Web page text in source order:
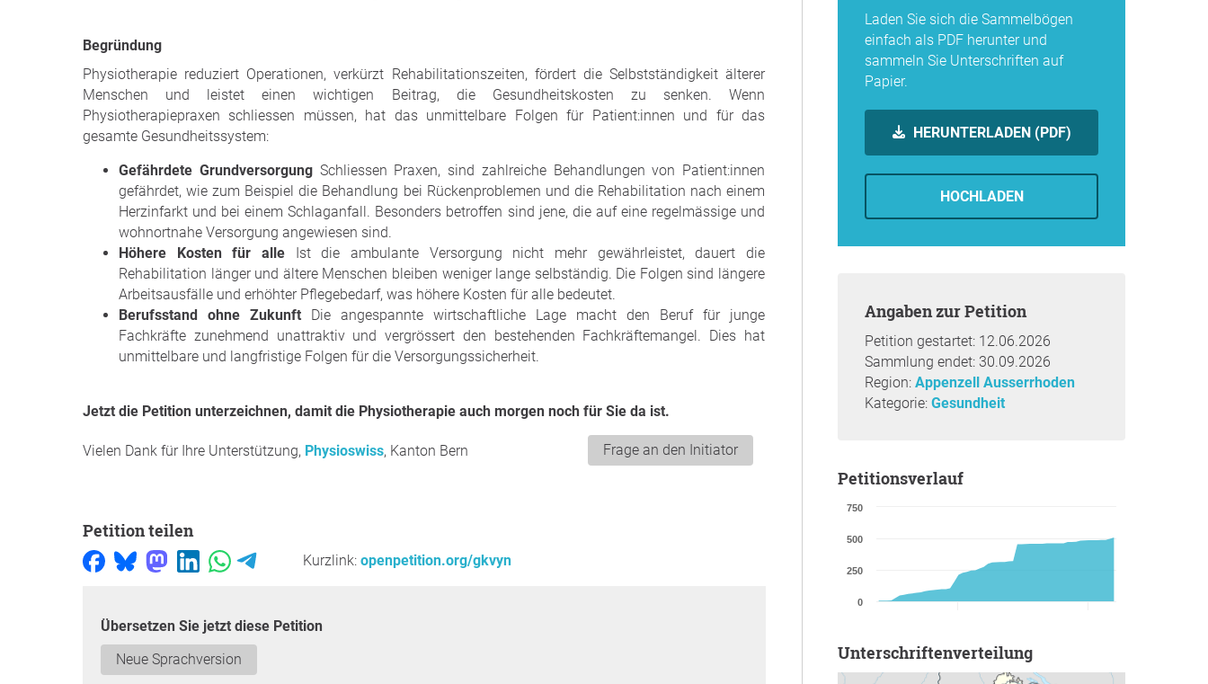
Begründung
Physiotherapie reduziert Operationen, verkürzt Rehabilitationszeiten, fördert die Selbstständigkeit älterer
Menschen und leistet einen wichtigen Beitrag, die Gesundheitskosten zu senken. Wenn
Physiotherapiepraxen schliessen müssen, hat das unmittelbare Folgen für Patient:innen und für das
gesamte Gesundheitssystem:
Gefährdete GrundversorgungSchliessen Praxen, sind zahlreiche Behandlungen von Patient:innen
gefährdet, wie zum Beispiel die Behandlung bei Rückenproblemen und die Rehabilitation nach einem
Herzinfarkt und bei einem Schlaganfall. Besonders betroffen sind jene, die auf eine regelmässige und
wohnortnahe Versorgung angewiesen sind.
Höhere Kosten für alle Ist die ambulante Versorgung nicht mehr gewährleistet, dauert die
Rehabilitation länger und ältere Menschen bleiben weniger lange selbständig. Die Folgen sind längere
Arbeitsausfälle und erhöhter Pflegebedarf, was höhere Kosten für alle bedeutet.
Berufsstand ohne Zukunft Die angespannte wirtschaftliche Lage macht den Beruf für junge
Fachkräfte zunehmend unattraktiv und vergrössert den bestehenden Fachkräftemangel. Dies hat
unmittelbare und langfristige Folgen für die Versorgungssicherheit.
Jetzt die Petition unterzeichnen, damit die Physiotherapie auch morgen noch für Sie da ist.
Vielen Dank für Ihre Unterstützung, Physioswiss, Kanton Bern Frage an den Initiator
Petition teilen
Kurzlink: openpetition.org/gkvyn
Übersetzen Sie jetzt diese Petition
Neue Sprachversion
Laden Sie sich die Sammelbögen
einfach als PDF herunter und
sammeln Sie Unterschriften auf
Papier.
HERUNTERLADEN (PDF)
HOCHLADEN
Angaben zur Petition
Petition gestartet: 12.06.2026
Sammlung endet: 30.09.2026
Region: Appenzell Ausserrhoden
Kategorie: Gesundheit
Petitionsverlauf
0
250
500
750
Unterschriftenverteilung